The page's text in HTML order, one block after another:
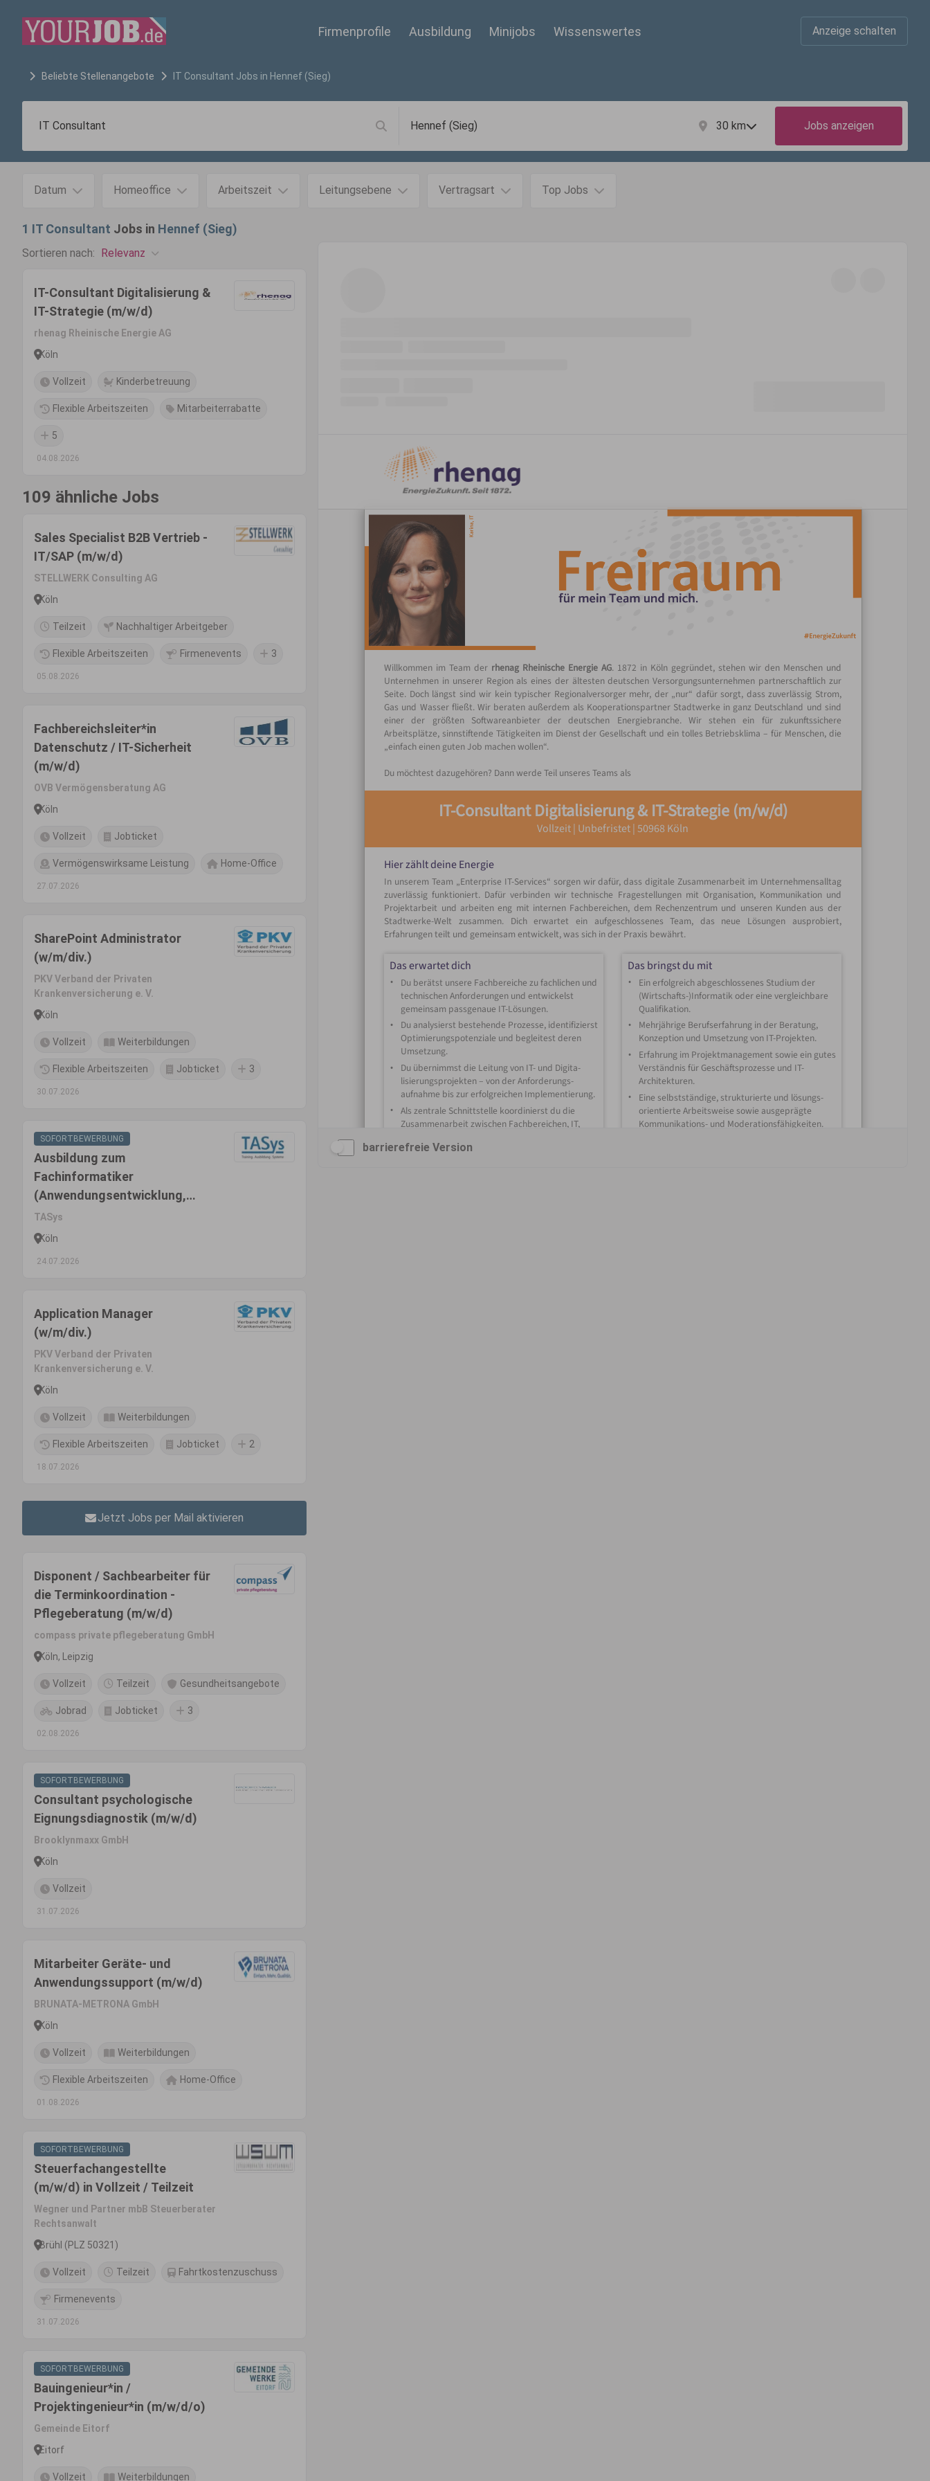
Firmenprofile Ausbildung Minijobs Wissenswertes Anzeige schalten
Beliebte Stellenangebote IT Consultant Jobs in Hennef (Sieg)
30 km Jobs anzeigen
Datum Homeoffice Arbeitszeit Leitungsebene Vertragsart Top Jobs
1 IT Consultant Jobs in Hennef (Sieg)
Sortieren nach: Relevanz
IT-Consultant Digitalisierung &
IT-Strategie (m/w/d)
rhenag Rheinische Energie AG
Köln
Vollzeit Kinderbetreuung
Flexible Arbeitszeiten Mitarbeiterrabatte
5
04.08.2026
109 ähnliche Jobs
Sales Specialist B2B Vertrieb -
IT/SAP (m/w/d)
STELLWERK Consulting AG
Köln
Teilzeit Nachhaltiger Arbeitgeber
Flexible Arbeitszeiten Firmenevents 3
05.08.2026
Fachbereichsleiter*in
Datenschutz / IT-Sicherheit
(m/w/d)
OVB Vermögensberatung AG
Köln
Vollzeit Jobticket
Vermögenswirksame Leistung Home-Office
27.07.2026
SharePoint Administrator
(w/m/div.)
PKV Verband der Privaten
Krankenversicherung e. V.
Köln
Vollzeit Weiterbildungen
Flexible Arbeitszeiten Jobticket 3
30.07.2026
SOFORTBEWERBUNG
Ausbildung zum
Fachinformatiker
(Anwendungsentwicklung,
Systemintegration oder
Daten- und Prozessanalyse)
TASys
Köln
24.07.2026
Application Manager
(w/m/div.)
PKV Verband der Privaten
Krankenversicherung e. V.
Köln
Vollzeit Weiterbildungen
Flexible Arbeitszeiten Jobticket 2
18.07.2026
Jetzt Jobs per Mail aktivieren
Disponent / Sachbearbeiter für
die Terminkoordination -
Pflegeberatung (m/w/d)
compass private pflegeberatung GmbH
Köln, Leipzig
Vollzeit Teilzeit Gesundheitsangebote
Jobrad Jobticket 3
02.08.2026
SOFORTBEWERBUNG
Consultant psychologische
Eignungsdiagnostik (m/w/d)
Brooklynmaxx GmbH
Köln
Vollzeit
31.07.2026
Mitarbeiter Geräte- und
Anwendungssupport (m/w/d)
BRUNATA-METRONA GmbH
Köln
Vollzeit Weiterbildungen
Flexible Arbeitszeiten Home-Office
01.08.2026
SOFORTBEWERBUNG
Steuerfachangestellte
(m/w/d) in Vollzeit / Teilzeit
Wegner und Partner mbB Steuerberater
Rechtsanwalt
Brühl (PLZ 50321)
Vollzeit Teilzeit Fahrtkostenzuschuss
Firmenevents
31.07.2026
SOFORTBEWERBUNG
Bauingenieur*in /
Projektingenieur*in (m/w/d/o)
Gemeinde Eitorf
Eitorf
Vollzeit Weiterbildungen
barrierefreie Version